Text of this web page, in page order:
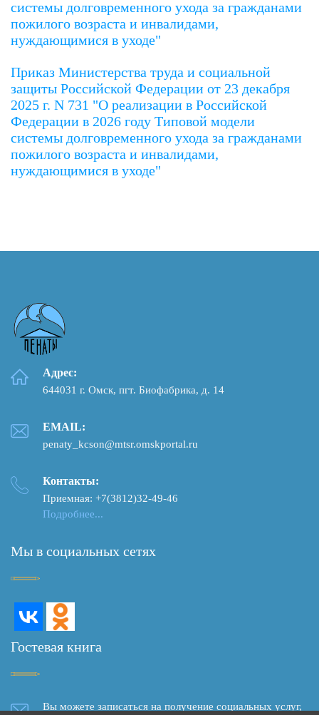
системы долговременного ухода за гражданами
пожилого возраста и инвалидами,
нуждающимися в уходе"
Приказ Министерства труда и социальной
защиты Российской Федерации от 23 декабря
2025 г. N 731 "О реализации в Российской
Федерации в 2026 году Типовой модели
системы долговременного ухода за гражданами
пожилого возраста и инвалидами,
нуждающимися в уходе"
Адрес:
644031 г. Омск, пгт. Биофабрика, д. 14
EMAIL:
penaty_kcson@mtsr.omskportal.ru
Контакты:
Приемная: +7(3812)32-49-46
Подробнее...
Мы в социальных сетях
Гостевая книга
Вы можете записаться на получение социальных услуг,